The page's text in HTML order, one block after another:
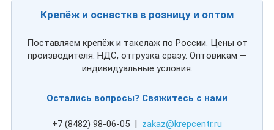
Крепёж и оснастка в розницу и оптом
Поставляем крепёж и такелаж по России. Цены от
производителя. НДС, отгрузка сразу. Оптовикам —
индивидуальные условия.
Остались вопросы? Свяжитесь с нами
+7 (8482) 98-06-05 | zakaz@krepcentr.ru